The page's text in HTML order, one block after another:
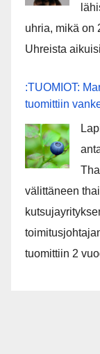
uhria, mikä on
Uhreista
:TUOMIOT:
tuomittiin
välittäneen
tuomittiin 2